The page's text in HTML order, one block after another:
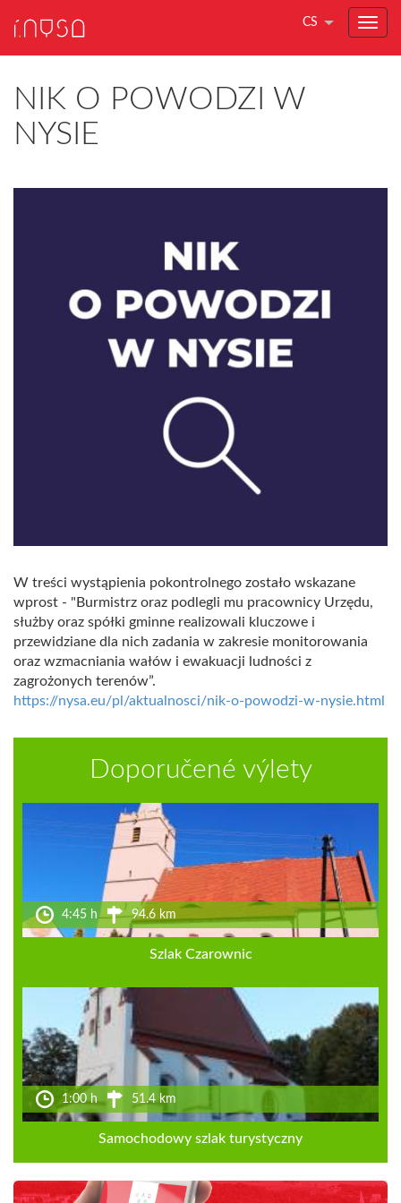
CS
NIK O POWODZI W
NYSIE
W treści wystąpienia pokontrolnego zostało wskazane
wprost - "Burmistrz oraz podlegli mu pracownicy Urzędu,
służby oraz spółki gminne realizowali kluczowe i
przewidziane dla nich zadania w zakresie monitorowania
oraz wzmacniania wałów i ewakuacji ludności z
zagrożonych terenów”.
https://nysa.eu/pl/aktualnosci/nik-o-powodzi-w-nysie.html
Doporučené výlety
4:45 h 94.6 km
Szlak Czarownic
1:00 h 51.4 km
Samochodowy szlak turystyczny